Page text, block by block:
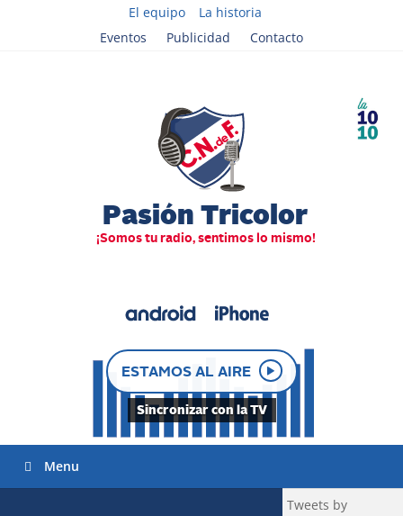
El equipo
La historia
Eventos
Publicidad Contacto
ESTAMOS AL AIRE
Sincronizar con la TV
Menu
Tweets by